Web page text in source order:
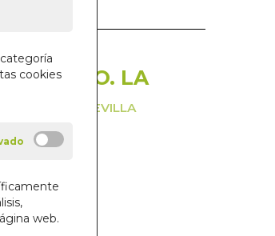
cookies
web.
LA
DE SEVILLA